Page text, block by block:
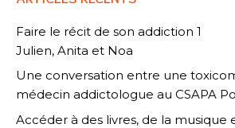
Faire le récit de son addiction 1
Julien, Anita et Noa
Une conversation entre une
médecin addictologue au CSAPA
Accéder à des livres, de la musique